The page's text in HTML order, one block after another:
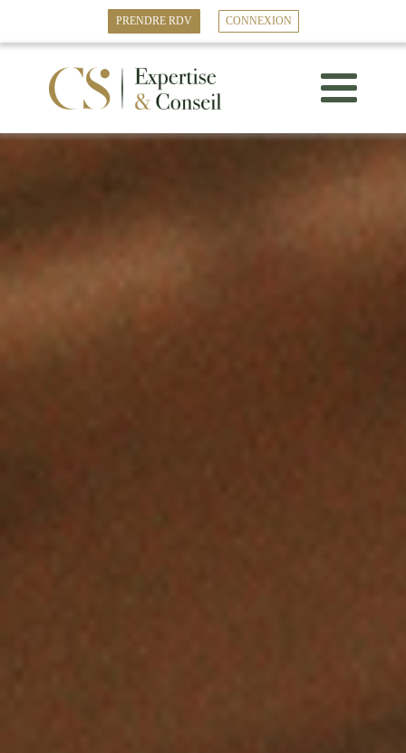
PRENDRE RDV CONNEXION